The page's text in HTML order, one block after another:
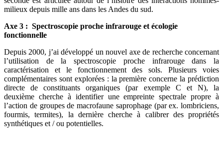
milieux depuis mille ans dans les Andes du sud.
Axe 3 : Spectroscopie proche infrarouge et écologie
fonctionnelle
Depuis 2000, j’ai développé un nouvel axe de recherche concernant
l’utilisation de la spectroscopie proche infrarouge dans la
caractérisation et le fonctionnement des sols. Plusieurs voies
complémentaires sont explorées : la première concerne la prédiction
directe de constituants organiques (par exemple C et N), la
deuxième cherche à identifier une empreinte spectrale propre à
l’action de groupes de macrofaune saprophage (par ex. lombriciens,
fourmis, termites), la dernière cherche à calibrer des propriétés
synthétiques et / ou potentielles.